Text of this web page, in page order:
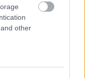
other
ő azonban
tért vissza.